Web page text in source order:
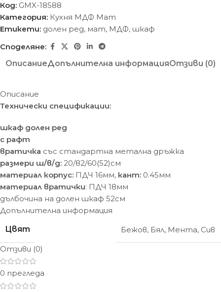
Код: GMX-18588
Категория: Кухня МДФ Мат
Етикети: долен ред, мат, МДФ, шкаф
Споделяне:
ОписаниеДопълнителна информацияОтзиви (0)
Описание
Технически спецификации:
шкаф долен ред
с рафт
вратичка със стандартна метална дръжка
размери ш/в/д: 20/82/60(52)см
материал корпус: ПДЧ 16мм, кант: 0.45мм
материал вратички: ПДЧ 18мм
дълбочина на долен шкаф 52см
Допълнителна информация
Цвят
Бежов, Бял, Мента, Сив
Отзиви (0)
0 прегледа